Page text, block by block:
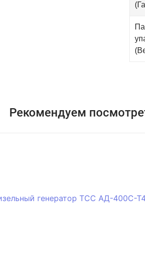
Рекомендуем